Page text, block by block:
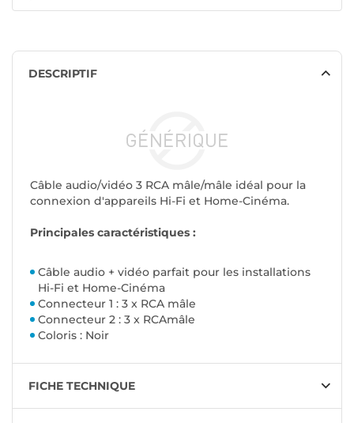
DESCRIPTIF
Câble audio/vidéo 3 RCA mâle/mâle idéal pour la
connexion d'appareils Hi-Fi et Home-Cinéma.
Principales caractéristiques :
Câble audio + vidéo parfait pour les installations
Hi-Fi et Home-Cinéma
Connecteur 1 : 3 x RCA mâle
Connecteur 2 : 3 x RCAmâle
Coloris : Noir
FICHE TECHNIQUE